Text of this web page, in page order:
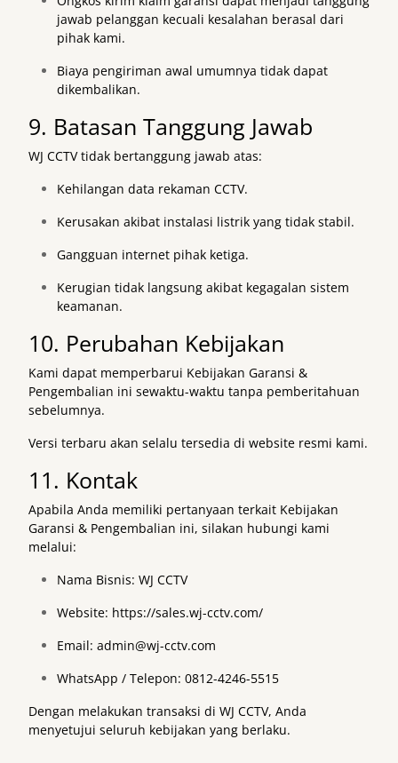
jawab pelanggan kecuali kesalahan berasal dari
pihak kami.
Biaya pengiriman awal umumnya tidak dapat
dikembalikan.
9. Batasan Tanggung Jawab
WJ CCTV tidak bertanggung jawab atas:
Kehilangan data rekaman CCTV.
Kerusakan akibat instalasi listrik yang tidak stabil.
Gangguan internet pihak ketiga.
Kerugian tidak langsung akibat kegagalan sistem
keamanan.
10. Perubahan Kebijakan
Kami dapat memperbarui Kebijakan Garansi &
Pengembalian ini sewaktu-waktu tanpa pemberitahuan
sebelumnya.
Versi terbaru akan selalu tersedia di website resmi kami.
11. Kontak
Apabila Anda memiliki pertanyaan terkait Kebijakan
Garansi & Pengembalian ini, silakan hubungi kami
melalui:
Nama Bisnis: WJ CCTV
Website: https://sales.wj-cctv.com/
Email: admin@wj-cctv.com
WhatsApp / Telepon: 0812-4246-5515
Dengan melakukan transaksi di WJ CCTV, Anda
menyetujui seluruh kebijakan yang berlaku.